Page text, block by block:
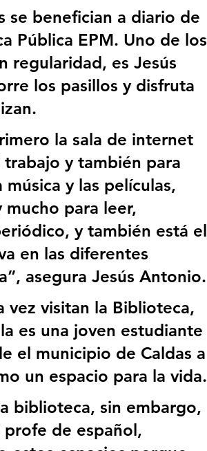
se benefician a diario de
Pública EPM. Uno de los
regularidad, es Jesús
los pasillos y disfruta
la sala de internet
y también para
y las películas,
para leer,
y también está el
en las diferentes
asegura Jesús Antonio.
vez visitan la Biblioteca,
es una joven estudiante
el municipio de Caldas a
un espacio para la vida.
biblioteca, sin embargo,
de español,